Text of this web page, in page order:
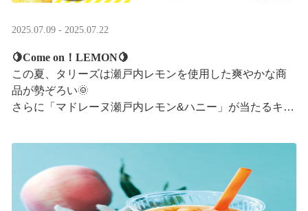
2025.07.09 - 2025.07.22
🍋Come on！LEMON🍋
この夏、タリーズは瀬戸内レモンを使用した爽やかな商
品が勢ぞろい🌞
さらに「マドレーヌ瀬戸内レモン&ハニー」が当たるキャ